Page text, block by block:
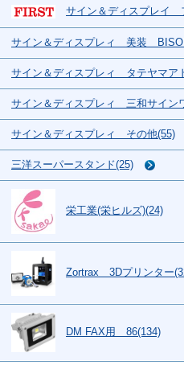
サイン＆ディスプレイ
サイン＆ディスプレィ 美装
サイン＆ディスプレィ タテヤマア
サイン＆ディスプレィ 三和サイン
サイン＆ディスプレィ その他(55)
三洋スーパースタンド(25)
栄工業(栄ヒルズ)(24)
Zortrax 3Dプリンター
DM FAX用 86(134)